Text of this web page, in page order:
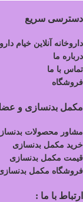
دسترسی سریع
داروخانه آنلاین خیام دارو
درباره ما
تماس با ما
فروشگاه
مکمل بدنسازی و
مشاور محصولات
خرید مکمل بدنسازی
قیمت مکمل بدنسازی
فروشگاه مکمل
ارتباط با ما :